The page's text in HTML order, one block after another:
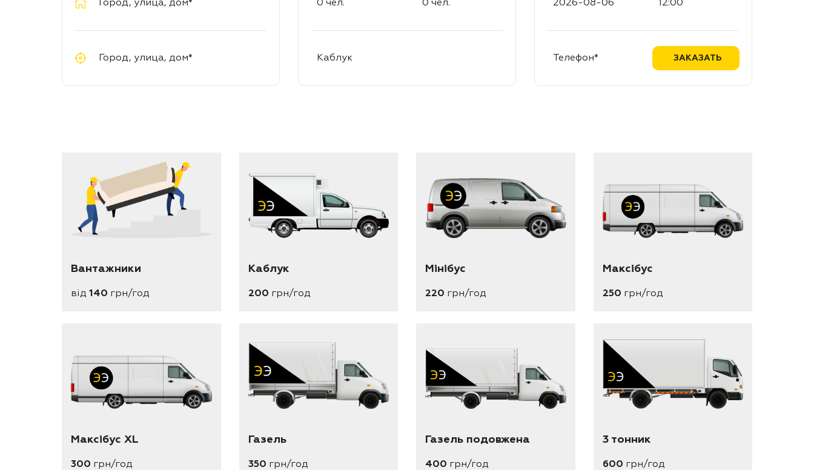
Вантажники
від 140 грн/год
Каблук
200 грн/год
Мінібус
220 грн/год
Максібус
250 грн/год
Максібус XL
300 грн/год
Газель
350 грн/год
Газель подовжена
400 грн/год
3 тонник
600 грн/год